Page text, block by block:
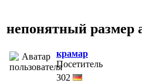
непонятный размер
крамар
Посетитель
302